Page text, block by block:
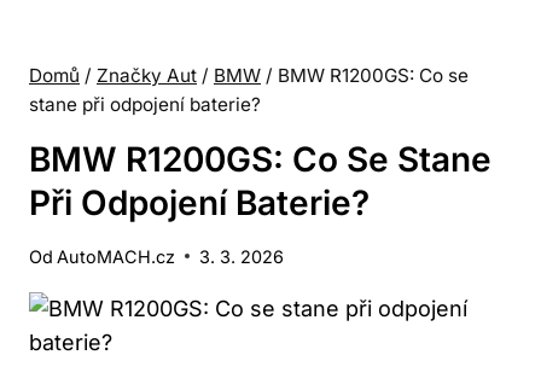
Domů / Značky Aut / BMW / BMW R1200GS: Co se
stane při odpojení baterie?
BMW R1200GS: Co Se Stane
Při Odpojení Baterie?
Od AutoMACH.cz 3. 3. 2026